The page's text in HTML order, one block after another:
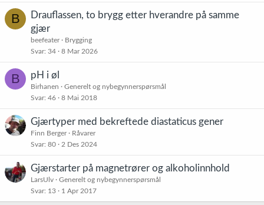
B
Drauflassen, to brygg etter hverandre på samme
gjær
beefeater
Brygging
Svar 34 8 Mar 2026
B pH i øl
Birhanen
Generelt og nybegynnerspørsmål
Svar 46 8 Mai 2018
Gjærtyper med bekreftede diastaticus gener
Finn Berger
Råvarer
Svar 80 2 Des 2024
Gjærstarter på magnetrører og alkoholinnhold
LarsUlv
Generelt og nybegynnerspørsmål
Svar 13 1 Apr 2017